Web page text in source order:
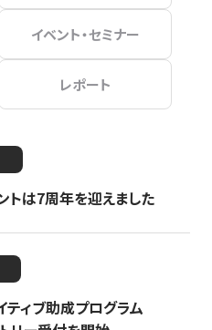
イベント・セミナー
レポート
トは7周年を迎えました
ィブ助成プログラム